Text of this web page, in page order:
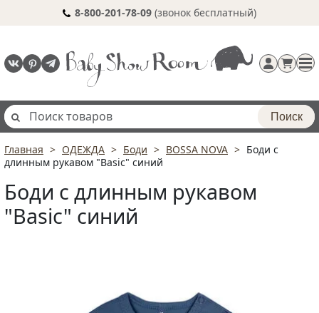
8-800-201-78-09 (звонок бесплатный)
Регистрация
Поиск
Главная ОДЕЖДА Боди BOSSA NOVA
Боди с
длинным рукавом "Basic" синий
Боди с длинным рукавом
"Basic" синий